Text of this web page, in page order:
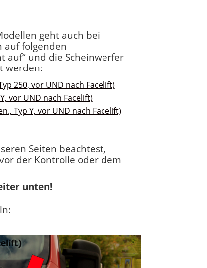
geht auch bei
auf folgenden
auf“ und die Scheinwerfer
werden:
250, vor UND nach Facelift)
vor UND nach Facelift)
Typ Y, vor UND nach Facelift)
Seiten beachtest,
der Kontrolle oder dem
unten!